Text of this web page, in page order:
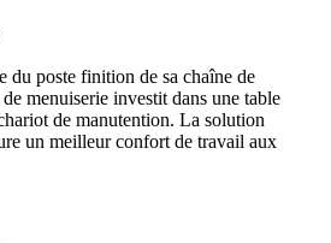
du poste finition de sa chaîne de
menuiserie investit dans une table
de manutention. La solution
un meilleur confort de travail aux